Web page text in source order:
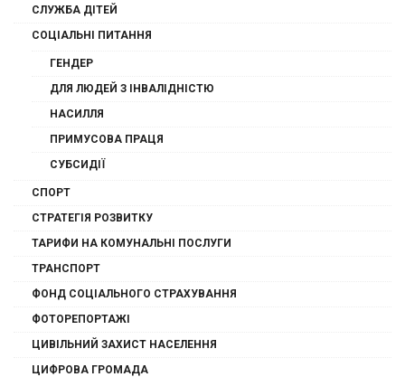
СЛУЖБА ДІТЕЙ
СОЦІАЛЬНІ ПИТАННЯ
ГЕНДЕР
ДЛЯ ЛЮДЕЙ З ІНВАЛІДНІСТЮ
НАСИЛЛЯ
ПРИМУСОВА ПРАЦЯ
СУБСИДІЇ
СПОРТ
СТРАТЕГІЯ РОЗВИТКУ
ТАРИФИ НА КОМУНАЛЬНІ ПОСЛУГИ
ТРАНСПОРТ
ФОНД СОЦІАЛЬНОГО СТРАХУВАННЯ
ФОТОРЕПОРТАЖІ
ЦИВІЛЬНИЙ ЗАХИСТ НАСЕЛЕННЯ
ЦИФРОВА ГРОМАДА